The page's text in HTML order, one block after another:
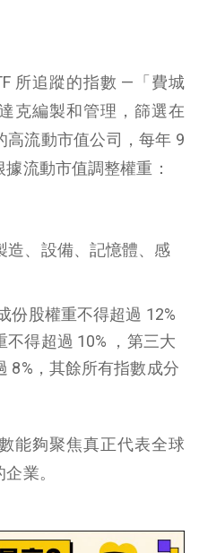
所追蹤的指數 —「費城
克編製和管理，篩選在
高流動市值公司，每年 9
流動市值調整權重：
造、設備、記憶體、感
份股權重不得超過 12%
不得超過 10% ，第三大
8%，其餘所有指數成分
能夠聚焦真正代表全球
業。